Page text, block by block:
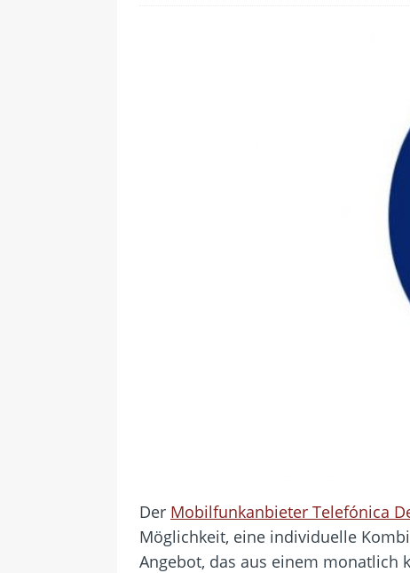
WhatsApp macht
Wichtiges BGH-
DSL-Ende
Der Mobilfunkanbieter Telefónica
Möglichkeit, eine individuelle
Angebot, das aus einem monatlich